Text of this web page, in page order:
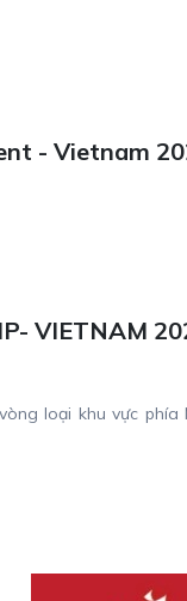
- Vietnam
VIETNAM
loại khu vực